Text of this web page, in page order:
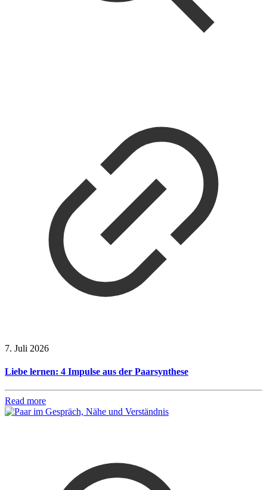
7. Juli 2026
Liebe lernen: 4 Impulse aus der Paarsynthese
Read more